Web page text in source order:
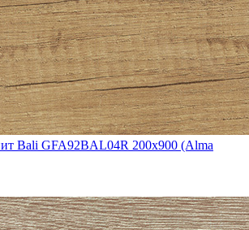
Bali GFA92BAL04R 200x900 (Alma